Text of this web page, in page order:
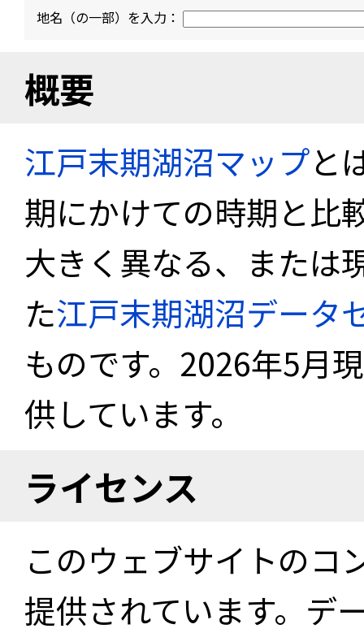
地名（の一部）を入力：
概要
江戸末期湖沼マップと
期にかけての時期と比
大きく異なる、または
た江戸末期湖沼データ
ものです。2026年5月
供しています。
ライセンス
このウェブサイトのコ
提供されています。デ